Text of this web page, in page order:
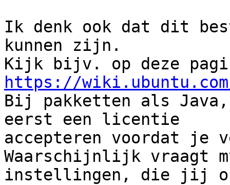
Ik denk ook dat dit
kunnen zijn.
https://
Bij pakketten als
eerst een licentie
accepteren voordat je
Waarschijnlijk vraagt
instellingen, die jij op